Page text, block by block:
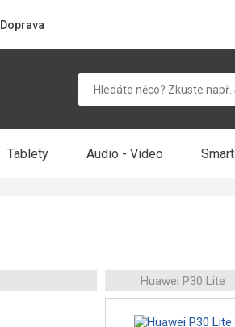
Doprava
Tablety Audio - Video Smart
Huawei P30 Lite